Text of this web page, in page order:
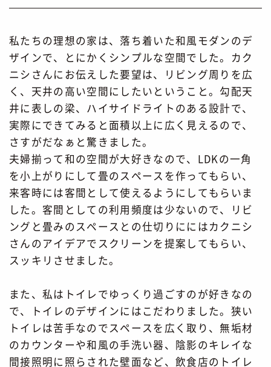
私たちの理想の家は、落ち着いた和風モダンのデ
ザインで、とにかくシンプルな空間でした。カク
ニシさんにお伝えした要望は、リビング周りを広
く、天井の高い空間にしたいということ。勾配天
井に表しの梁、ハイサイドライトのある設計で、
実際にできてみると面積以上に広く見えるので、
さすがだなぁと驚きました。
夫婦揃って和の空間が大好きなので、LDKの一角
を小上がりにして畳のスペースを作ってもらい、
来客時には客間として使えるようにしてもらいま
した。客間としての利用頻度は少ないので、リビ
ングと畳みのスペースとの仕切りににはカクニシ
さんのアイデアでスクリーンを提案してもらい、
スッキリさせました。
また、私はトイレでゆっくり過ごすのが好きなの
で、トイレのデザインにはこだわりました。狭い
トイレは苦手なのでスペースを広く取り、無垢材
のカウンターや和風の手洗い器、陰影のキレイな
間接照明に照らされた壁面など、飲食店のトイレ